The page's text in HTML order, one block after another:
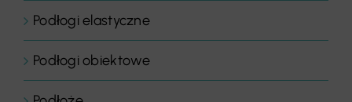
Podłogi elastyczne
Podłogi obiektowe